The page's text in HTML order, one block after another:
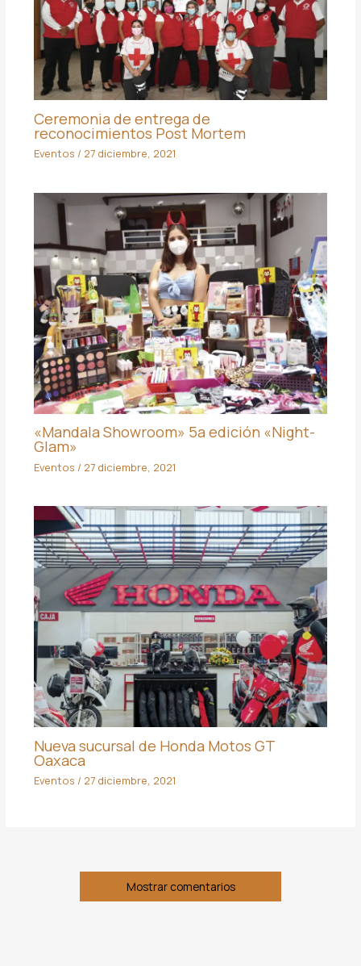
Ceremonia de entrega de
reconocimientos Post Mortem
Eventos / 27 diciembre, 2021
«Mandala Showroom» 5a edición «Night-
Glam»
Eventos / 27 diciembre, 2021
Nueva sucursal de Honda Motos GT
Oaxaca
Eventos / 27 diciembre, 2021
Mostrar comentarios